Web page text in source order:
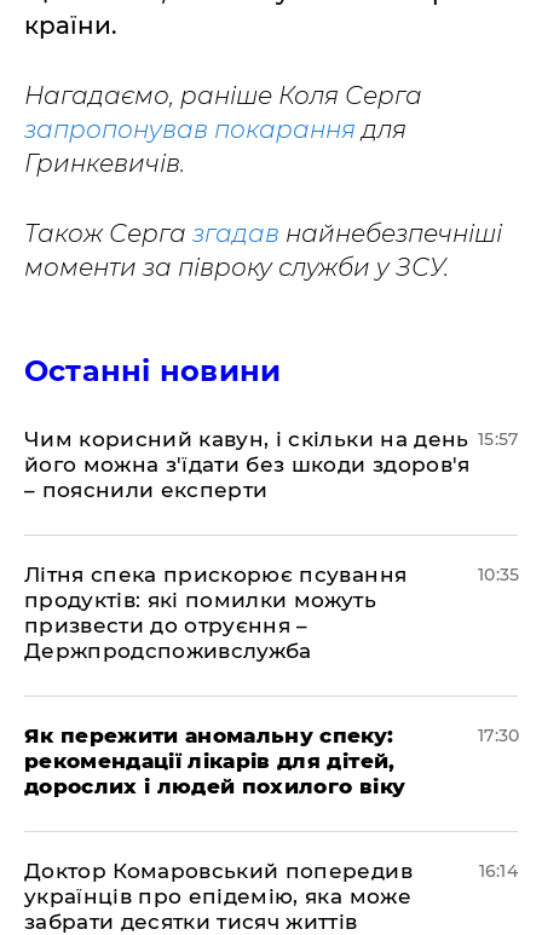
країни.
Нагадаємо, раніше Коля Серга
запропонував покарання для
Гринкевичів.
Також Серга згадав найнебезпечніші
моменти за півроку служби у ЗСУ.
Останні новини
Чим корисний кавун, і скільки на день
його можна з'їдати без шкоди здоров'я
– пояснили експерти
15:57
Літня спека прискорює псування
продуктів: які помилки можуть
призвести до отруєння –
Держпродспоживслужба
10:35
Як пережити аномальну спеку:
рекомендації лікарів для дітей,
дорослих і людей похилого віку
17:30
Доктор Комаровський попередив
українців про епідемію, яка може
забрати десятки тисяч життів
16:14